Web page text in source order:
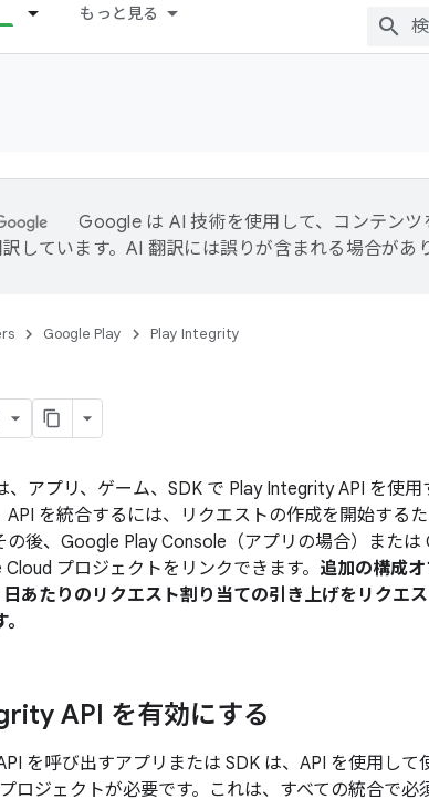
もっと見る
Google は AI 技術を使用して、コンテンツ
しています。AI 翻訳には誤りが含まれる場合があり
Google Play Play Integrity
、アプリ、ゲーム、SDK で Play Integrity API を使
API を統合するには、リクエストの作成を開始する
の後、Google Play Console（アプリの場合）または
プロジェクトをリンクできます。 追加の構成
日あたりのリクエスト割り当ての引き上げをリクエ
API を有効にする
を呼び出すアプリまたは SDK は、API を使用し
ロジェクトが必要です。これは、すべての統合で